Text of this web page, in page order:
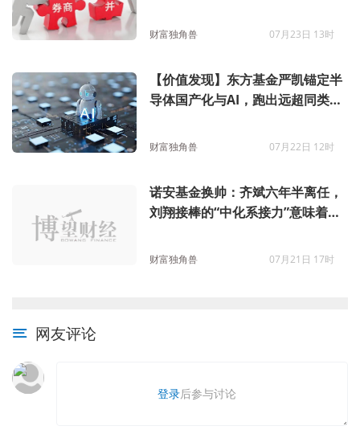
财富独角兽 07月23日 13时
【价值发现】东方基金严凯锚定半
导体国产化与AI，跑出远超同类的
财富独角兽 07月22日 12时
诺安基金换帅：齐斌六年半离任，
刘翔接棒的“中化系接力”意味着什
财富独角兽 07月21日 17时
网友评论
登录后参与讨论